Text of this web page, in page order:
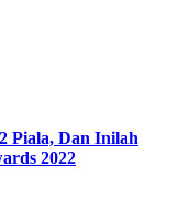
Piala, Dan Inilah
2022